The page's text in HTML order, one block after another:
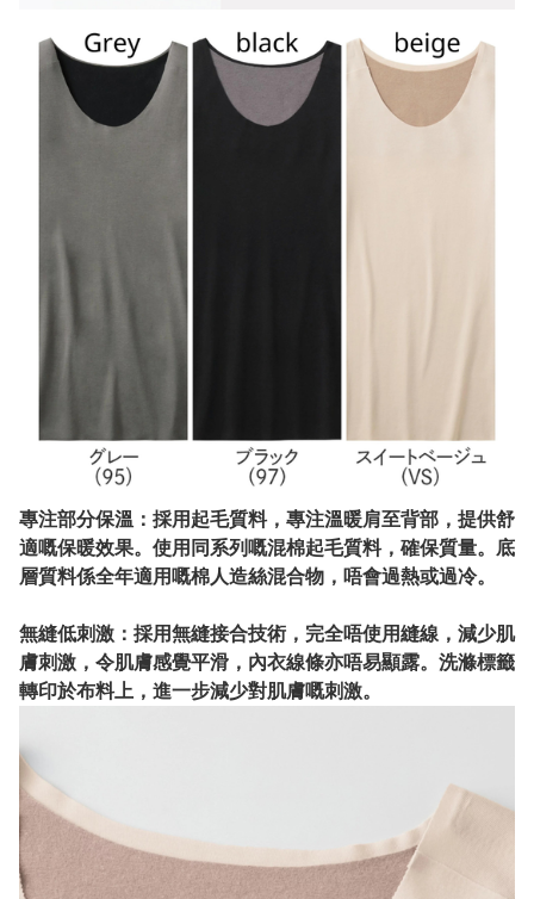
專注部分保溫：採用起毛質料，專注溫暖肩至背部，提供舒
適嘅保暖效果。使用同系列嘅混棉起毛質料，確保質量。底
層質料係全年適用嘅棉人造絲混合物，唔會過熱或過冷。
無縫低刺激：採用無縫接合技術，完全唔使用縫線，減少肌
膚刺激，令肌膚感覺平滑，內衣線條亦唔易顯露。洗滌標籤
轉印於布料上，進一步減少對肌膚嘅刺激。